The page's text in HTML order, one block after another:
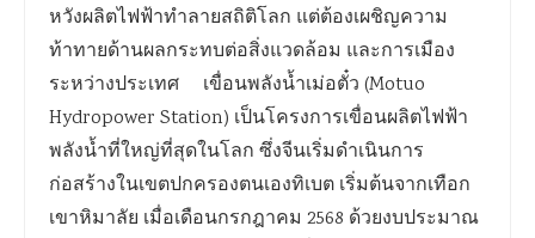
หวังผลิตไฟฟ้าทำลายสถิติโลก แต่ต้องเผชิญความ
ท้าทายด้านผลกระทบต่อสิ่งแวดล้อม และการเมือง
ระหว่างประเทศ เขื่อนพลังน้ำเม่อตั๋ว (Motuo
Hydropower Station) เป็นโครงการเขื่อนผลิตไฟฟ้า
พลังน้ำที่ใหญ่ที่สุดในโลก ซึ่งจีนเริ่มดำเนินการ
ก่อสร้างในเขตปกครองตนเองทิเบต เริ่มต้นจากเทือก
เขาหิมาลัย เมื่อเดือนกรกฎาคม 2568 ด้วยงบประมาณ